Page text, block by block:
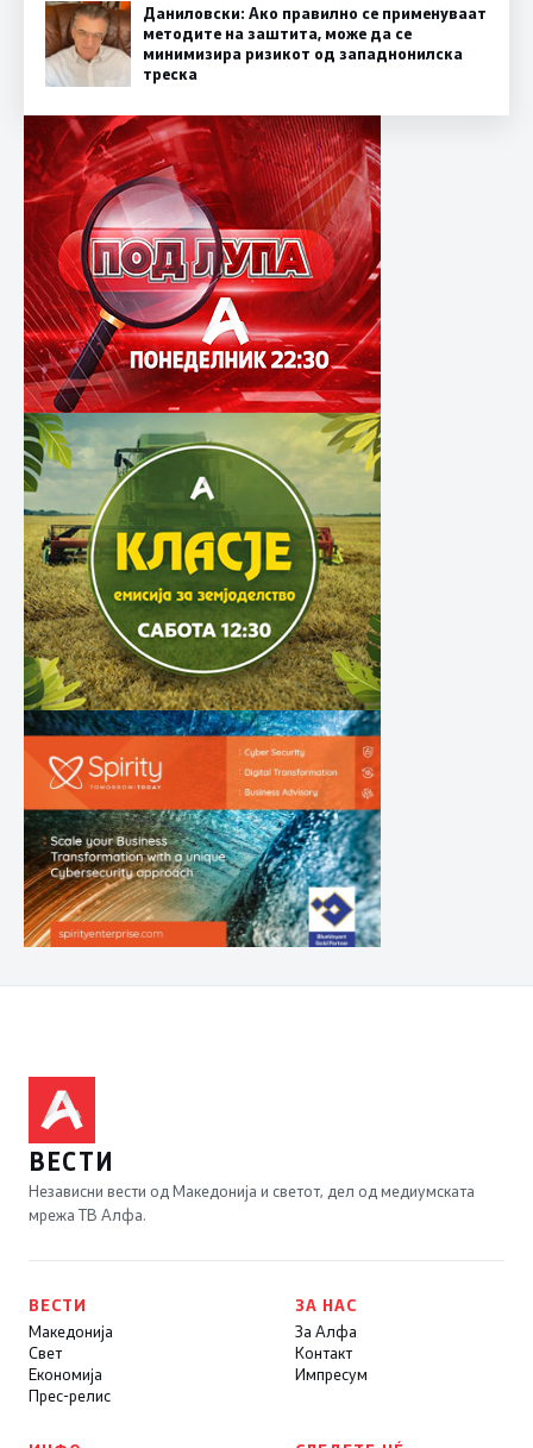
Даниловски: Ако правилно се применуваат
методите на заштита, може да се
минимизира ризикот од западнонилска
треска
ВЕСТИ
Независни вести од Македонија и светот, дел од медиумската
мрежа ТВ Алфа.
ВЕСТИ
Македонија
Свет
Економија
Прес-релис
ЗА НАС
За Алфа
Контакт
Импресум